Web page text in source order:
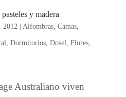
y madera
2012| Alfombras, Camas,
, Dormitorios, Dosel, Flores,
Australiano viven